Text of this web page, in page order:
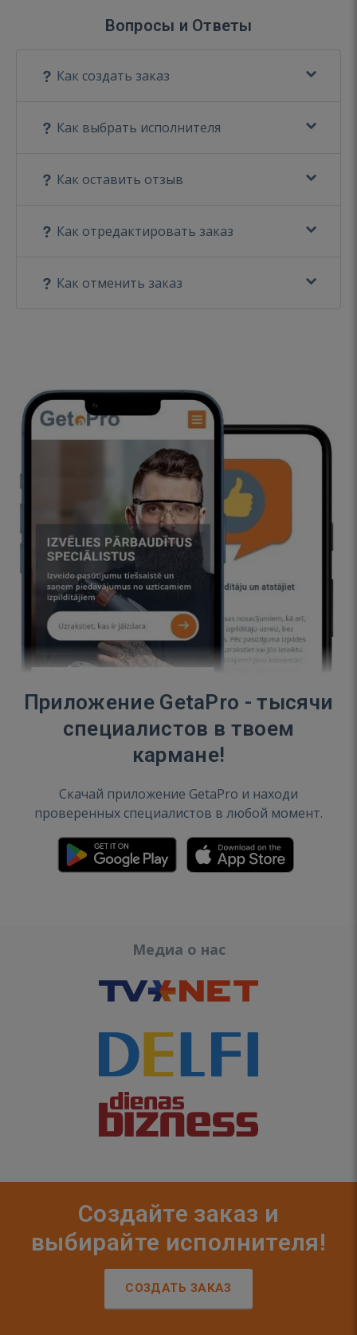
Вопросы и Ответы
Как создать заказ
Как выбрать исполнителя
Как оставить отзыв
Как отредактировать заказ
Как отменить заказ
Приложение GetaPro - тысячи
специалистов в твоем
кармане!
Скачай приложение GetaPro и находи
проверенных специалистов в любой момент.
Медиа о нас
Создайте заказ и
выбирайте исполнителя!
СОЗДАТЬ ЗАКАЗ